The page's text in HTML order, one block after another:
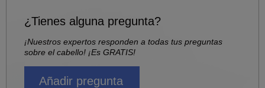
¿Tienes alguna pregunta?
¡Nuestros expertos responden a todas tus preguntas
sobre el cabello! ¡Es GRATIS!
Añadir pregunta